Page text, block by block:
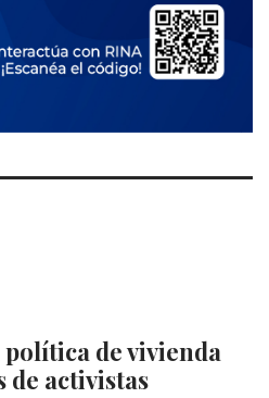
de vivienda
de activistas